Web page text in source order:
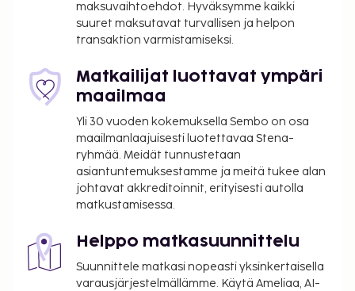
maksuvaihtoehdot. Hyväksymme kaikki
suuret maksutavat turvallisen ja helpon
transaktion varmistamiseksi.
Matkailijat luottavat ympäri
maailmaa
Yli 30 vuoden kokemuksella Sembo on osa
maailmanlaajuisesti luotettavaa Stena-
ryhmää. Meidät tunnustetaan
asiantuntemuksestamme ja meitä tukee alan
johtavat akkreditoinnit, erityisesti autolla
matkustamisessa.
Helppo matkasuunnittelu
Suunnittele matkasi nopeasti yksinkertaisella
varausjärjestelmällämme. Käytä Ameliaa, AI-